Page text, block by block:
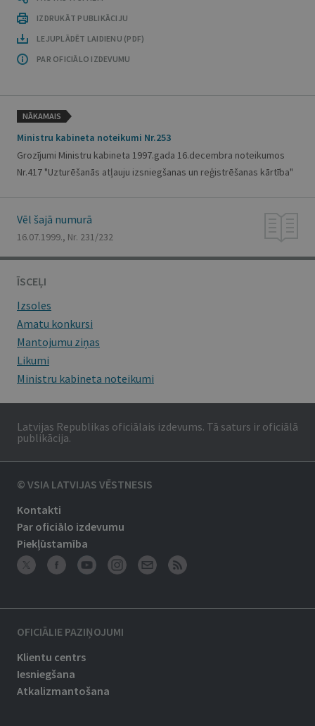
IZDRUKĀT PUBLIKĀCIJU
LEJUPLĀDĒT LAIDIENU (PDF)
PAR OFICIĀLO IZDEVUMU
NĀKAMAIS
Ministru kabineta noteikumi Nr.253
Grozījumi Ministru kabineta 1997.gada 16.decembra noteikumos
Nr.417 "Uzturēšanās atļauju izsniegšanas un reģistrēšanas kārtība"
Vēl šajā numurā
16.07.1999., Nr. 231/232
ĪSCEĻI
Izsoles
Amatu konkursi
Mantojumu ziņas
Likumi
Ministru kabineta noteikumi
Latvijas Republikas oficiālais izdevums. Tā saturs ir oficiālā
publikācija.
© VSIA LATVIJAS VĒSTNESIS
Kontakti
Par oficiālo izdevumu
Piekļūstamība
OFICIĀLIE PAZIŅOJUMI
Klientu centrs
Iesniegšana
Atkalizmantošana